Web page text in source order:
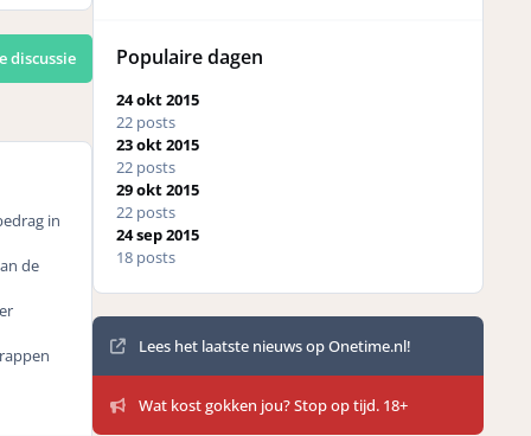
discussie
in
de
Populaire dagen
24 okt 2015
22 posts
23 okt 2015
22 posts
29 okt 2015
22 posts
24 sep 2015
18 posts
Mededelingen
Lees het laatste nieuws op Onetime.nl!
Wat kost gokken jou? Stop op tijd. 18+